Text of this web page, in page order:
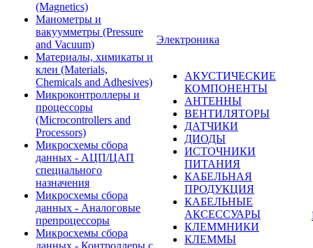
(Magnetics)
Манометры и
вакуумметры (Pressure
and Vacuum)
Материалы, химикаты и
клеи (Materials,
Chemicals and Adhesives)
Микроконтроллеры и
процессоры
(Microcontrollers and
Processors)
Микросхемы сбора
данных - АЦП/ЦАП
специального
назначения
Микросхемы сбора
данных - Аналоговые
препроцессоры
Микросхемы сбора
данных - Контроллеры с
Электроника
АКУСТИЧЕСКИЕ
КОМПОНЕНТЫ
АНТЕННЫ
ВЕНТИЛЯТОРЫ
ДАТЧИКИ
ДИОДЫ
ИСТОЧНИКИ
ПИТАНИЯ
КАБЕЛЬНАЯ
ПРОДУКЦИЯ
КАБЕЛЬНЫЕ
АКСЕССУАРЫ
КЛЕММНИКИ
КЛЕММЫ